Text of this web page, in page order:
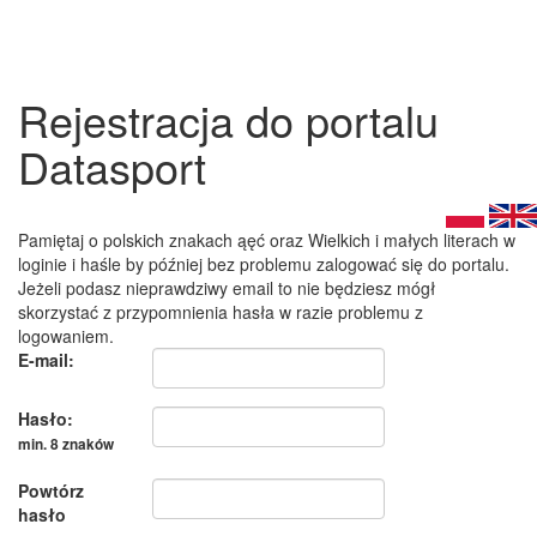
Rejestracja do portalu
Datasport
Pamiętaj o polskich znakach ąęć oraz Wielkich i małych literach w
loginie i haśle by później bez problemu zalogować się do portalu.
Jeżeli podasz nieprawdziwy email to nie będziesz mógł
skorzystać z przypomnienia hasła w razie problemu z
logowaniem.
E-mail:
Hasło:
min. 8 znaków
Powtórz
hasło